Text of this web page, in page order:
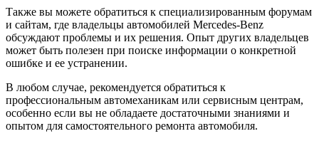
Также вы можете обратиться к специализированным форумам
и сайтам, где владельцы автомобилей Mercedes-Benz
обсуждают проблемы и их решения. Опыт других владельцев
может быть полезен при поиске информации о конкретной
ошибке и ее устранении.
В любом случае, рекомендуется обратиться к
профессиональным автомеханикам или сервисным центрам,
особенно если вы не обладаете достаточными знаниями и
опытом для самостоятельного ремонта автомобиля.